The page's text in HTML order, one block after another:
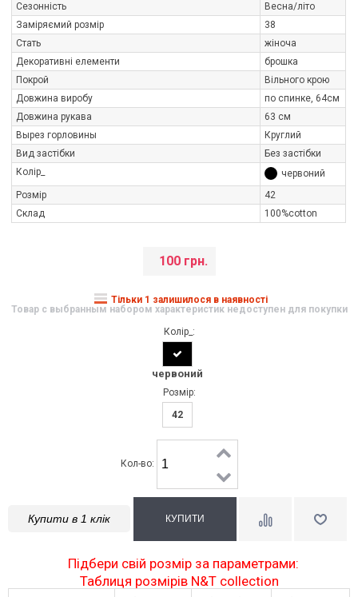
Сезонність
Весна/літо
Заміряємий розмір
38
Стать
жіноча
Декоративні елементи
брошка
Покрой
Вільного крою
Довжина виробу
по спинке, 64см
Довжина рукава
63 см
Вырез горловины
Круглий
Вид застібки
Без застібки
Колір_
червоний
Розмір
42
Склад
100%cotton
100 грн.
Тільки 1 залишилося в наявності
Товар с выбранным набором характеристик недоступен для покупки
Колір_:
червоний
Розмір:
42
Кол-во:
Купити в 1 клік
Підбери свій розмір за параметрами:
Таблиця розмірів N&T collection